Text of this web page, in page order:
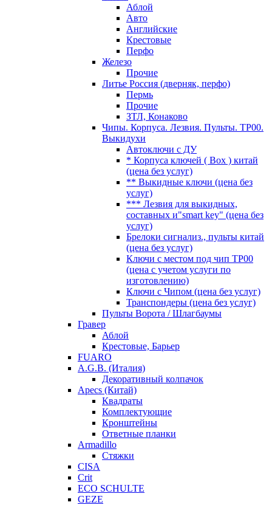
Аблой
Авто
Английские
Крестовые
Перфо
Железо
Прочие
Литье Россия (дверняк, перфо)
Пермь
Прочие
ЗТЛ, Конаково
Чипы. Корпуса. Лезвия. Пульты. TP00.
Выкидухи
Автоключи с ДУ
* Корпуса ключей ( Box ) китай
(цена без услуг)
** Выкидные ключи (цена без
услуг)
*** Лезвия для выкидных,
составных и"smart key" (цена без
услуг)
Брелоки сигнализ., пульты китай
(цена без услуг)
Ключи с местом под чип TP00
(цена с учетом услуги по
изготовлению)
Ключи с Чипом (цена без услуг)
Транспондеры (цена без услуг)
Пульты Ворота / Шлагбаумы
Гравер
Аблой
Крестовые, Барьер
FUARO
A.G.B. (Италия)
Декоративный колпачок
Apecs (Китай)
Квадраты
Комплектующие
Кронштейны
Ответные планки
Armadillo
Стяжки
CISA
Crit
ECO SCHULTE
GEZE